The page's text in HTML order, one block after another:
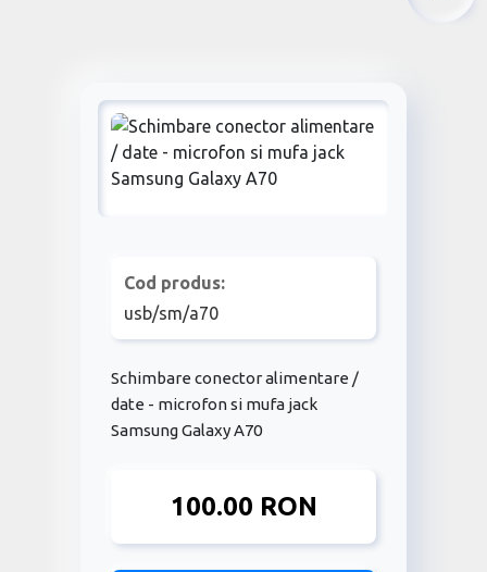
Cod produs:
usb/sm/a70
Schimbare conector alimentare /
date - microfon si mufa jack
Samsung Galaxy A70
100.00 RON